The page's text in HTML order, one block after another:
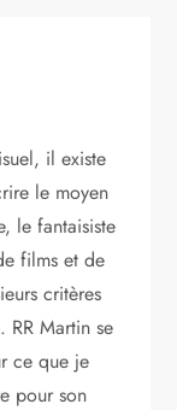
il existe
le moyen
le fantaisiste
films et de
critères
RR Martin se
ce que je
pour son